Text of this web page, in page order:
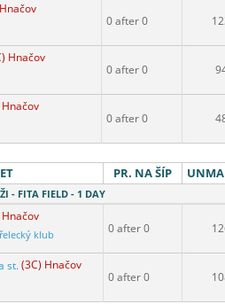
0 after 0
Hnačov
0 after 0
0 after 0
PR. NA ŠÍP
- FITA FIELD - 1 DAY
klub 0 after 0
st.(3C) Hnačov
0 after 0